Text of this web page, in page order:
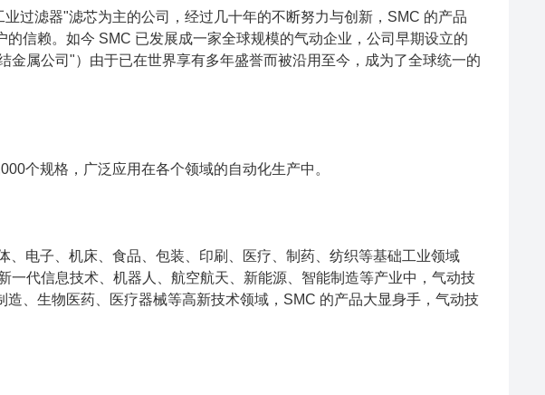
过滤器"滤芯为主的公司，经过几十年的不断努力与创新，SMC 的产品
信赖。如今 SMC 已发展成一家全球规模的气动企业，公司早期设立的
金属公司"）由于已在世界享有多年盛誉而被沿用至今，成为了全球统一的
个规格，广泛应用在各个领域的自动化生产中。
、电子、机床、食品、包装、印刷、医疗、制药、纺织等基础工业领域
一代信息技术、机器人、航空航天、新能源、智能制造等产业中，气动技
、生物医药、医疗器械等高新技术领域，SMC 的产品大显身手，气动技